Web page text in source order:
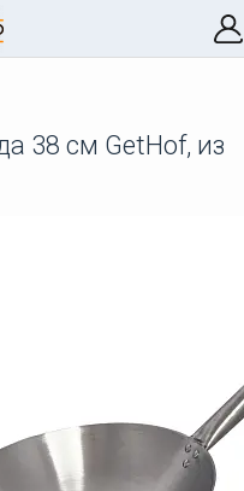
38 см GetHof, из